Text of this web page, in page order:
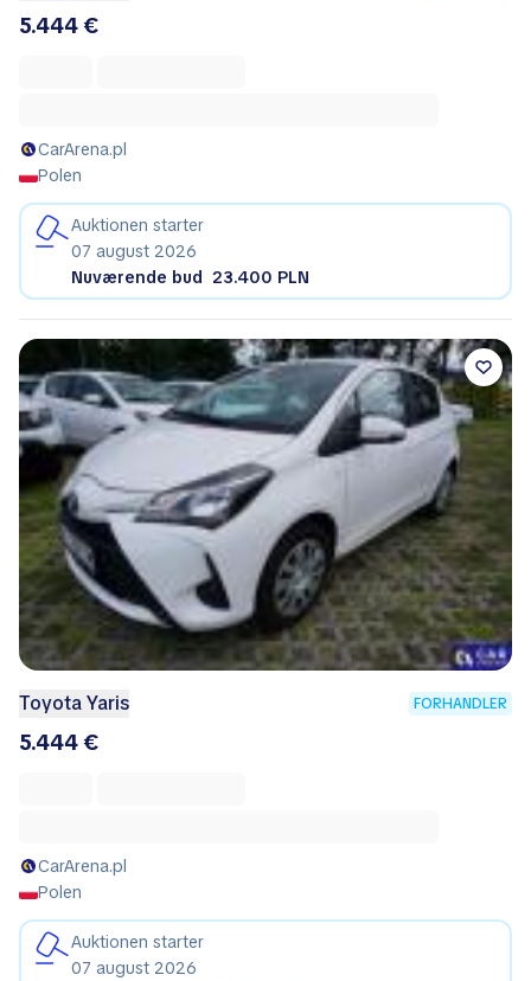
5.444 €
CarArena.pl
Polen
Auktionen starter
07 august 2026
Nuværende bud 23.400 PLN
Toyota Yaris FORHANDLER
5.444 €
CarArena.pl
Polen
Auktionen starter
07 august 2026